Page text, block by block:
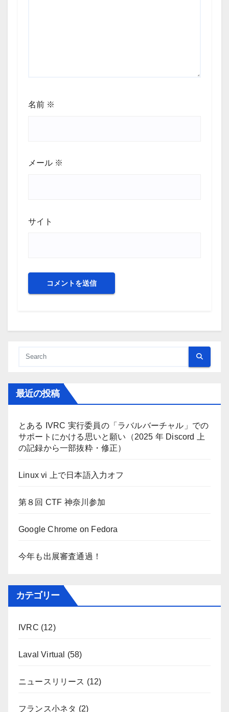
名前 ※
メール ※
サイト
最近の投稿
とある IVRC 実行委員の「ラバルバーチャル」での
サポートにかける思いと願い（2025 年 Discord 上
の記録から一部抜粋・修正）
Linux vi 上で日本語入力オフ
第８回 CTF 神奈川参加
Google Chrome on Fedora
今年も出展審査通過！
カテゴリー
IVRC (12)
Laval Virtual (58)
ニュースリリース (12)
フランス小ネタ (2)